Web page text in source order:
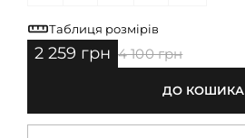
Таблиця розмірів
2 259 грн 4 100 грн
ДО КОШИКА